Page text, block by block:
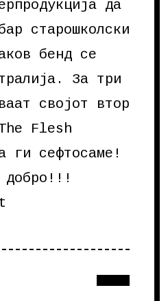
да
старошколски
бенд се
За три
својот втор
Flesh
ги сефтосаме!
добро!!!